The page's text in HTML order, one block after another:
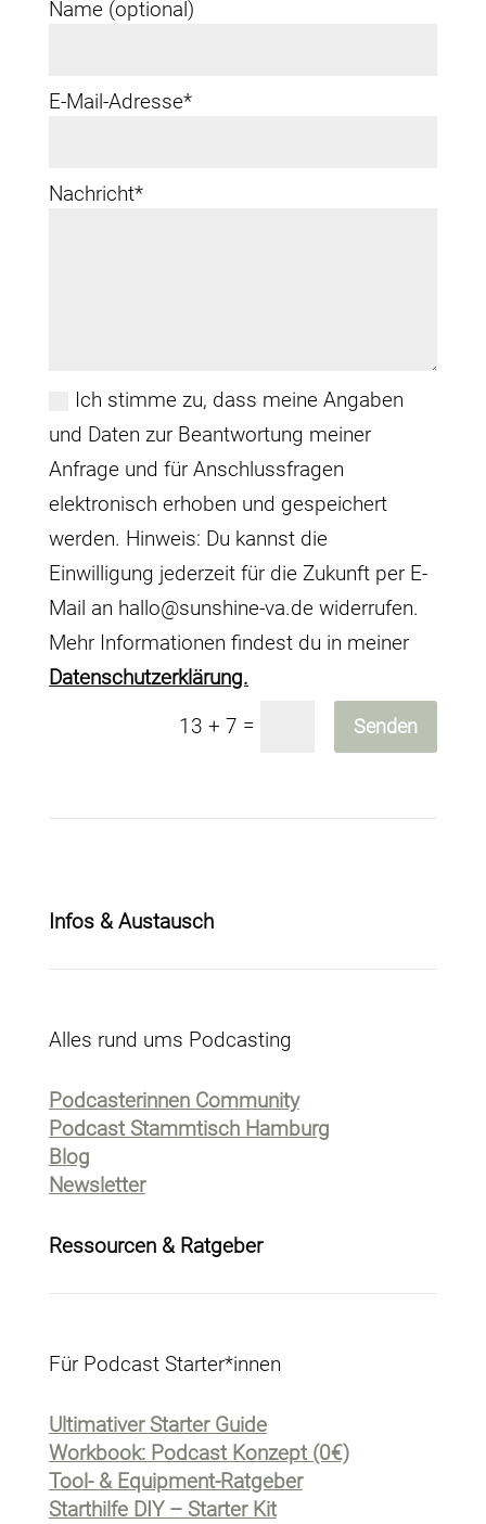
Name (optional)
E-Mail-Adresse*
Nachricht*
Ich stimme zu, dass meine Angaben
und Daten zur Beantwortung meiner
Anfrage und für Anschlussfragen
elektronisch erhoben und gespeichert
werden. Hinweis: Du kannst die
Einwilligung jederzeit für die Zukunft per E-
Mail an hallo@sunshine-va.de widerrufen.
Mehr Informationen findest du in meiner
Datenschutzerklärung.
13 + 7 = Senden
Infos & Austausch
Alles rund ums Podcasting
Podcasterinnen Community
Podcast Stammtisch Hamburg
Blog
Newsletter
Ressourcen & Ratgeber
Für Podcast Starter*innen
Ultimativer Starter Guide
Workbook: Podcast Konzept (0€)
Tool- & Equipment-Ratgeber
Starthilfe DIY – Starter Kit